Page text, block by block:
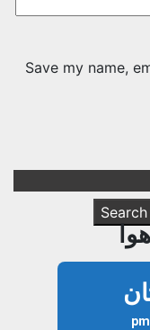
Save my